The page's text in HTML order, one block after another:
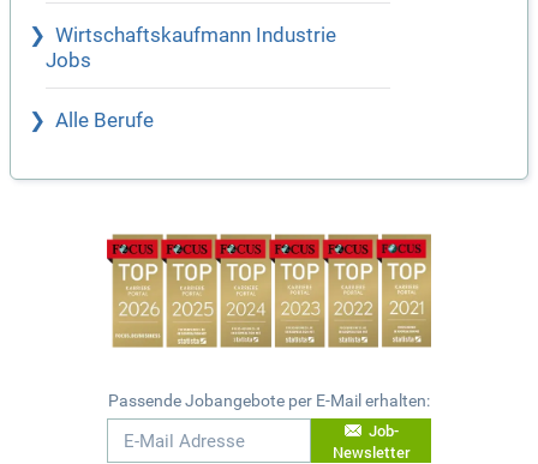
Wirtschaftskaufmann Industrie
Jobs
Alle Berufe
Passende Jobangebote per E-Mail erhalten:
Job-
Newsletter